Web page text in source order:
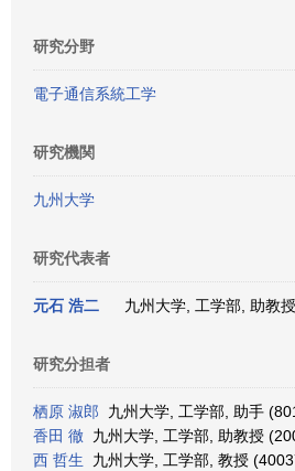
研究分野
電子通信系統工学
研究機関
九州大学
研究代表者
元石 浩二 九州大学, 工学部, 助教
研究分担者
栖原 淑郎 九州大学, 工学部, 助手
香田 徹 九州大学, 工学部, 助教授
西 哲生 九州大学, 工学部, 教授